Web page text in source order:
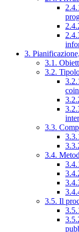
3.
3.1.
3.2.
3.3.
3.4.
3.5. Il